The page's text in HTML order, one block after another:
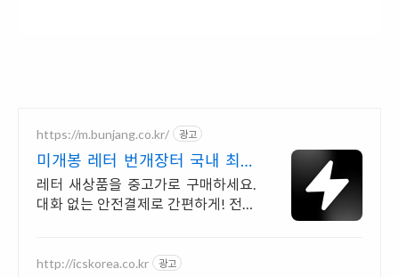
https://m.bunjang.co.kr/ 광고
미개봉 레터 번개장터 국내 최대
브랜드 중고거래
레터 새상품을 중고가로 구매하세요.
대화 없는 안전결제로 간편하게! 전국
http://icskorea.co.kr 광고